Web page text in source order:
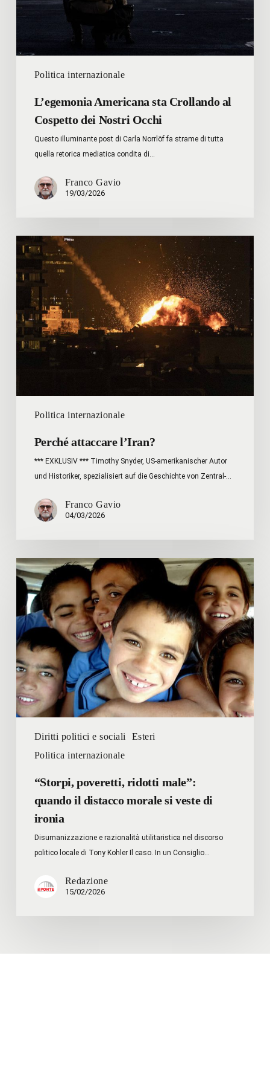
Politica internazionale
Nostri
L’egemonia Americana sta Crollando al
Cospetto dei Nostri Occhi
Questo illuminante post di Carla Norrlöf fa strame di tutta
quella retorica mediatica condita di…
Franco Gavio
19/03/2026
Politica internazionale
Perché
attaccare
l’Iran?
Perché attaccare l’Iran?
*** EXKLUSIV *** Timothy Snyder, US-amerikanischer Autor
und Historiker, spezialisiert auf die Geschichte von Zentral-…
Franco Gavio
04/03/2026
Diritti politici e sociali
Esteri
Politica internazionale
“Storpi,
poveretti,
ridotti
male”:
quando
il
distacco
morale
si
veste
di
“Storpi, poveretti, ridotti male”:
quando il distacco morale si veste di
ironia
Disumanizzazione e razionalità utilitaristica nel discorso
politico locale di Tony Kohler Il caso. In un Consiglio…
Redazione
15/02/2026